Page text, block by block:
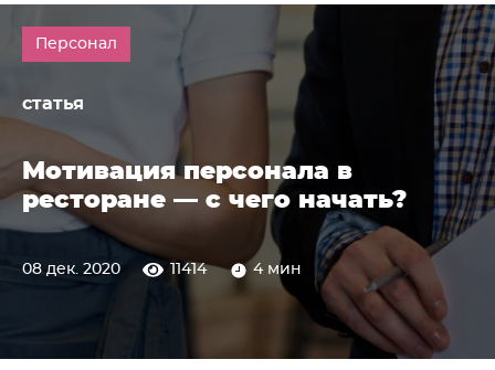
Персонал
статья
Мотивация персонала в
ресторане — с чего начать?
08 дек. 2020 11414 4 мин